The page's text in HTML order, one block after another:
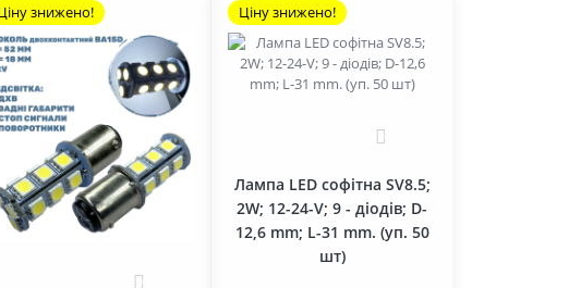
знижено! Ціну знижено!
Лампа LED софітна SV8.5;
2W; 12-24-V; 9 - діодів; D-
12,6 mm; L-31 mm. (уп. 50
шт)